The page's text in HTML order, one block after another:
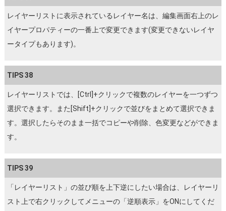
レイヤーリストに表示されているレイヤー名は、編集画面右上のレ
イヤープロパティーの一番上で変更できます(変更できないレイヤ
ータイプもあります)。
TIPS 38
レイヤーリストでは、[Ctrl]+クリックで複数のレイヤーを一つずつ
選択できます。また[Shift]+クリックで並びをまとめて選択できま
す。選択したらそのまま一括でコピーや削除、色変更などができま
す。
TIPS 39
「レイヤーリスト」の並び順を上下逆にしたい場合は、レイヤーリ
スト上で右クリックしてメニューの「逆順表示」をONにしてくだ